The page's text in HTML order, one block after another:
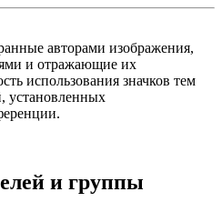
авторами изображения,
и отражающие их
использования значков тем
установленных
и группы